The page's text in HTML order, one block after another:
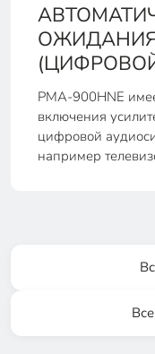
PMA-900HNE
включения
цифровой
например